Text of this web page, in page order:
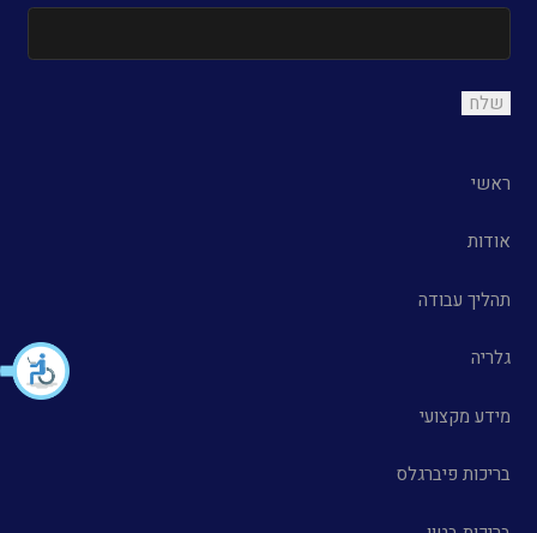
ראשי
אודות
תהליך עבודה
גלריה
מידע מקצועי
בריכות פיברגלס